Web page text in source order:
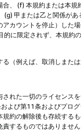
、 (f) 本規約または本
(g) 甲または乙と関係が
カウントを停止）した
的に限定されず、本規
（例えば、取消しまた
れた一切のライセンス
よび第11条およびプロ
約の解除後も存続する
するものではありませ